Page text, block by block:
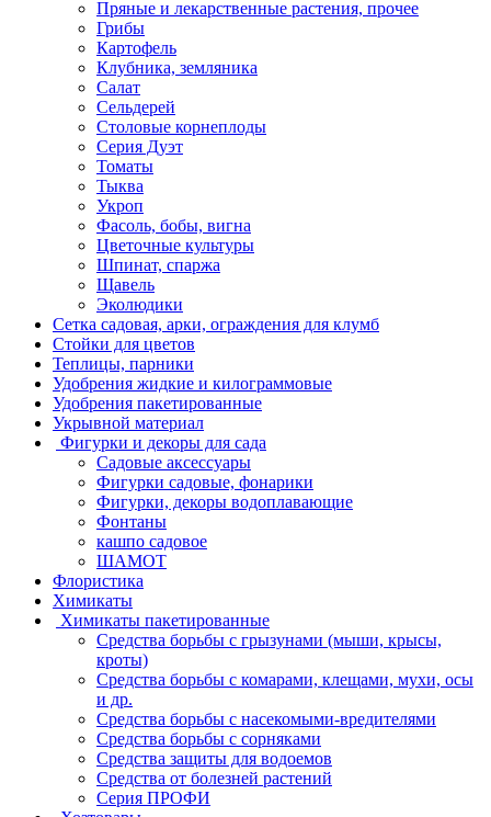
Пряные и лекарственные растения, прочее
Грибы
Картофель
Клубника, земляника
Салат
Сельдерей
Столовые корнеплоды
Серия Дуэт
Томаты
Тыква
Укроп
Фасоль, бобы, вигна
Цветочные культуры
Шпинат, спаржа
Щавель
Эколюдики
Сетка садовая, арки, ограждения для клумб
Стойки для цветов
Теплицы, парники
Удобрения жидкие и килограммовые
Удобрения пакетированные
Укрывной материал
Фигурки и декоры для сада
Садовые аксессуары
Фигурки садовые, фонарики
Фигурки, декоры водоплавающие
Фонтаны
кашпо садовое
ШАМОТ
Флористика
Химикаты
Химикаты пакетированные
Средства борьбы с грызунами (мыши, крысы,
кроты)
Средства борьбы с комарами, клещами, мухи, осы
и др.
Средства борьбы с насекомыми-вредителями
Средства борьбы с сорняками
Средства защиты для водоемов
Средства от болезней растений
Серия ПРОФИ